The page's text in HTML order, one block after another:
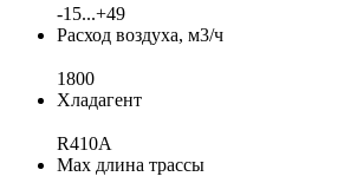
-15...+49
Расход воздуха, м3/ч
1800
Хладагент
R410A
Max длина трассы